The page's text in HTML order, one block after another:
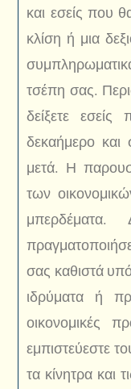
και εσείς που
κλίση ή μια
τσέπη σας.
δείξετε εσείς
δεκαήμερο και
μετά. Η
των
μπερδέματα.
σας καθιστά
ιδρύματα ή
οικονομικές
εμπιστεύεστε
τα κίνητρα και